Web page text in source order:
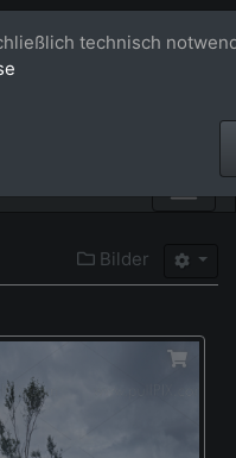
Bildagentur
Bilder
technisch